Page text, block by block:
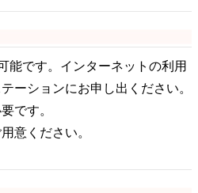
能です。インターネットの利用
ーションにお申し出ください。
です。
意ください。